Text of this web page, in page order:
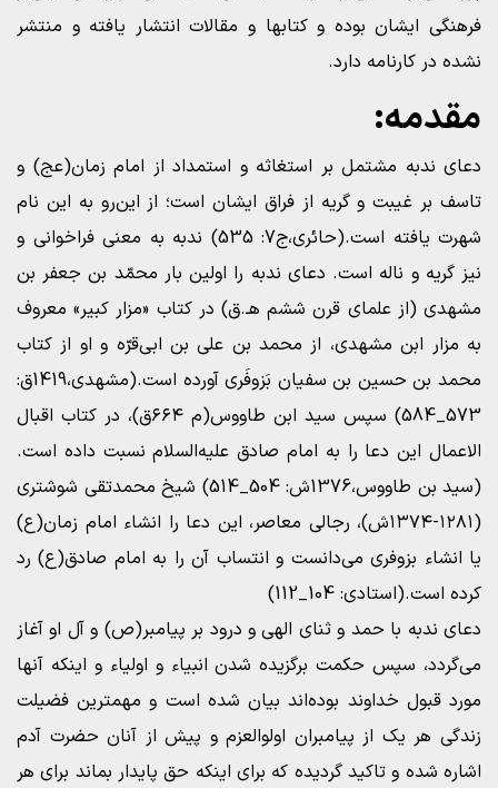
فرهنگی ایشان بوده و کتابها و مقالات انتشار یافته و منتشر
نشده در کارنامه دارد.
مقدمه:
دعای ندبه مشتمل بر استغاثه و استمداد از امام زمان(عج) و
تاسف بر غیبت و گریه از فراق ایشان است؛ از این‌رو به این نام
شهرت یافته است.(حائری،ج7: 535) ندبه به معنی فراخوانی و
نیز گریه و ناله است. دعای ندبه را اولین بار محمّد بن جعفر بن
مشهدی (از علمای قرن ششم هـ.ق) در کتاب «مزار کبیر» معروف
به مزار ابن مشهدی، از محمد بن علی بن ابی‌قرّه و او از کتاب
محمد بن حسین بن سفیان بَزوفَری آورده است.(مشهدی،1419ق:
573_584) سپس سید ابن طاووس(م ۶۶۴ق)، در کتاب اقبال
الاعمال این دعا را به امام صادق علیه‌السلام نسبت داده است.
(سید بن طاووس،1376ش: 504_514) شیخ محمدتقی شوشتری
(۱۲۸۱-۱۳۷۴ش)، رجالی معاصر، این دعا را انشاء امام زمان(ع)
یا انشاء بزوفری می‌دانست و انتساب آن را به امام صادق(ع) رد
کرده است.(استادی: 104_112)
دعای ندبه با حمد و ثنای الهی و درود بر پیامبر(ص) و آل او آغاز
می‌گردد، سپس حکمت برگزیده شدن انبیاء و اولیاء و اینکه آنها
مورد قبول خداوند بوده‌اند بیان شده است و مهمترین فضیلت
زندگی هر یک از پیامبران اولوالعزم و پیش از آنان حضرت آدم
اشاره شده و تاکید گردیده که برای اینکه حق پایدار بماند برای هر